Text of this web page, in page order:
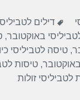
תגיות
דילים
באוקטובר,
,טיסה לטביליסי
,טיסות
לטביליסי זולות